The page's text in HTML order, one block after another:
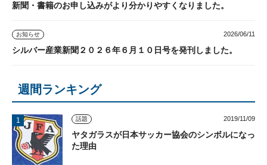
新聞・書籍のお申し込みがより分かりやすくなりました。
お知らせ 2026/06/11
シルバー産業新聞２０２６年６月１０日号を発刊しました。
週間ランキング
話題 2019/11/09
ヤタガラスが日本サッカー協会のシンボルになっ
た理由